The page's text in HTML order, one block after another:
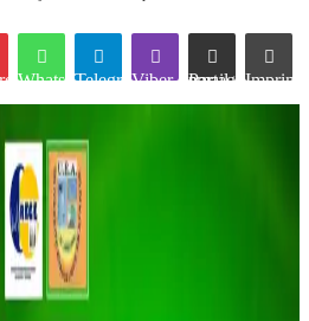
WhatsAppTelegramViber Partager par email